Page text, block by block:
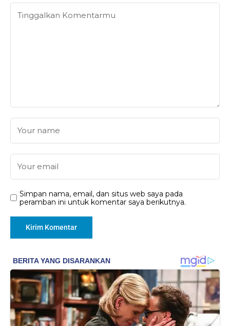
Simpan nama, email, dan situs web saya pada
peramban ini untuk komentar saya berikutnya.